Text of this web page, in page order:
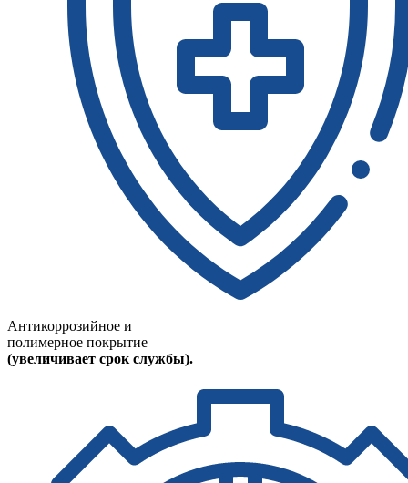
Антикоррозийное и
полимерное покрытие
(увеличивает срок службы).